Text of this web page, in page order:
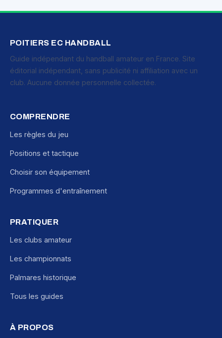
POITIERS EC HANDBALL
Guide indépendant du handball amateur en France. Site
éditorial indépendant, sans publicité ni affiliation avec un
club. Aucune donnée personnelle collectée.
COMPRENDRE
Les règles du jeu
Positions et tactique
Choisir son équipement
Programmes d'entraînement
PRATIQUER
Les clubs amateur
Les championnats
Palmares historique
Tous les guides
À PROPOS